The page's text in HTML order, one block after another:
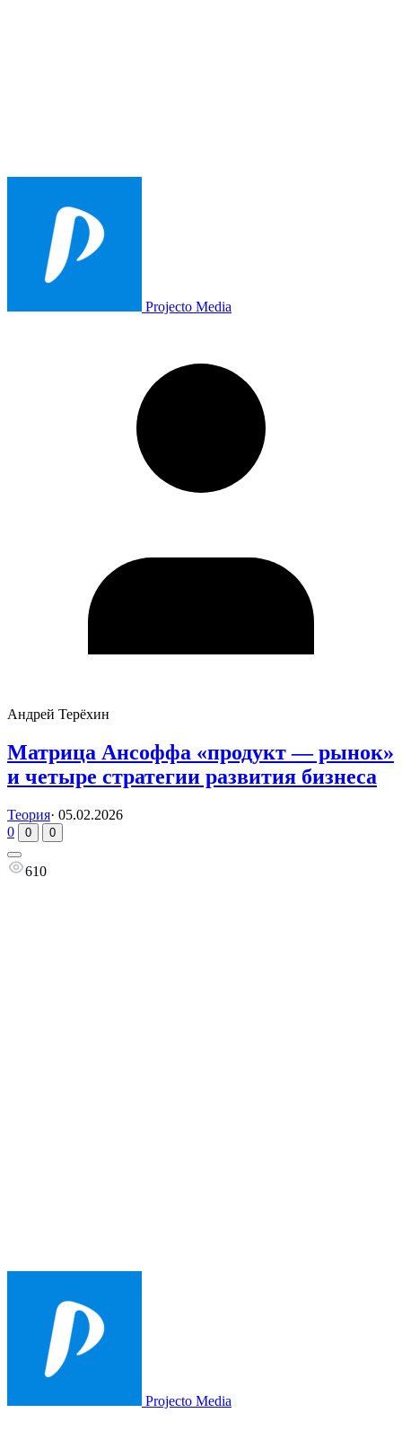
Projecto Media
Андрей Терёхин
Матрица Ансоффа «продукт — рынок»
и четыре стратегии развития бизнеса
Теория· 05.02.2026
0
0 0
610
Projecto Media